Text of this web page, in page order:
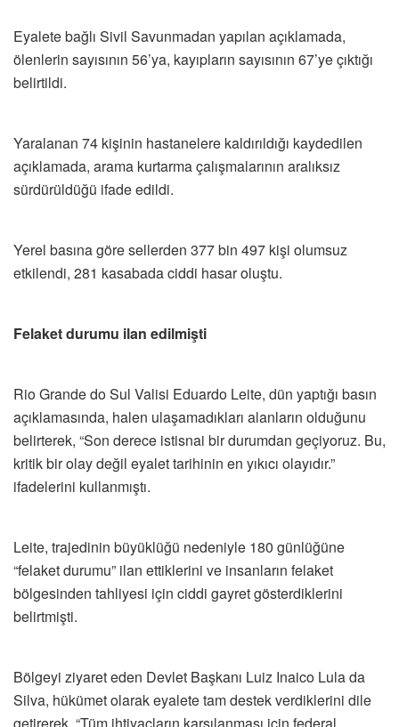
Eyalete bağlı Sivil Savunmadan yapılan açıklamada,
ölenlerin sayısının 56’ya, kayıpların sayısının 67’ye çıktığı
belirtildi.
Yaralanan 74 kişinin hastanelere kaldırıldığı kaydedilen
açıklamada, arama kurtarma çalışmalarının aralıksız
sürdürüldüğü ifade edildi.
Yerel basına göre sellerden 377 bin 497 kişi olumsuz
etkilendi, 281 kasabada ciddi hasar oluştu.
Felaket durumu ilan edilmişti
Rio Grande do Sul Valisi Eduardo Leite, dün yaptığı basın
açıklamasında, halen ulaşamadıkları alanların olduğunu
belirterek, “Son derece istisnai bir durumdan geçiyoruz. Bu,
kritik bir olay değil eyalet tarihinin en yıkıcı olayıdır.”
ifadelerini kullanmıştı.
Leite, trajedinin büyüklüğü nedeniyle 180 günlüğüne
“felaket durumu” ilan ettiklerini ve insanların felaket
bölgesinden tahliyesi için ciddi gayret gösterdiklerini
belirtmişti.
Bölgeyi ziyaret eden Devlet Başkanı Luiz Inaico Lula da
Silva, hükümet olarak eyalete tam destek verdiklerini dile